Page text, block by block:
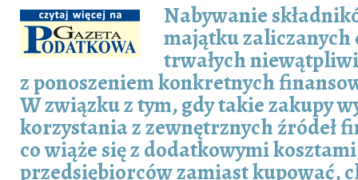
Nabywanie
majątku zaliczanych
trwałych
z ponoszeniem konkretnych
W związku z tym, gdy takie zakupy
korzystania z zewnętrznych źródeł
co wiąże się z dodatkowymi
przedsiębiorców zamiast kupować,